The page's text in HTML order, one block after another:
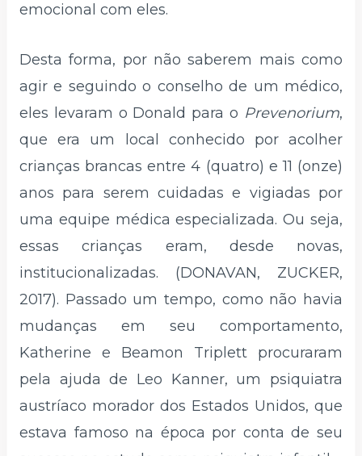
emocional com eles.
Desta forma, por não saberem mais como
agir e seguindo o conselho de um médico,
eles levaram o Donald para o Prevenorium,
que era um local conhecido por acolher
crianças brancas entre 4 (quatro) e 11 (onze)
anos para serem cuidadas e vigiadas por
uma equipe médica especializada. Ou seja,
essas crianças eram, desde novas,
institucionalizadas. (DONAVAN, ZUCKER,
2017). Passado um tempo, como não havia
mudanças em seu comportamento,
Katherine e Beamon Triplett procuraram
pela ajuda de Leo Kanner, um psiquiatra
austríaco morador dos Estados Unidos, que
estava famoso na época por conta de seu